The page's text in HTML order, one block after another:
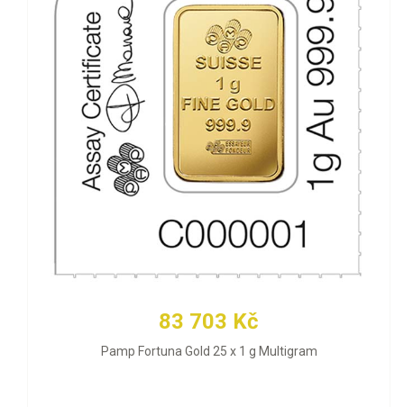
83 703 Kč
Pamp Fortuna Gold 25 x 1 g Multigram